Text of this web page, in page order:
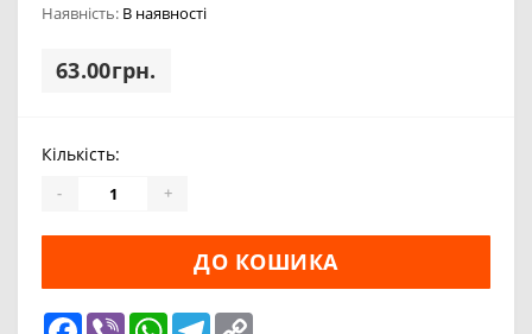
Наявність: В наявності
63.00грн.
Кількість:
- +
ДО КОШИКА
Facebook
Viber WhatsApp
Telegram